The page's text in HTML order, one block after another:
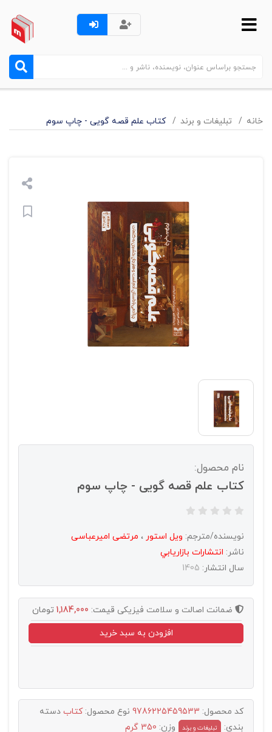
خانه تبليغات و برند کتاب علم قصه گویی - چاپ سوم
نام محصول:
کتاب علم قصه گویی - چاپ سوم
نویسنده/مترجم: ویل استور ، مرتضی امیرعباسی
ناشر: انتشارات بازاريابي
سال انتشار: 1405
ضمانت اصالت و سلامت فیزیکی قیمت: 1,184,000 تومان
افزودن به سبد خرید
کد محصول: 9786225459533 نوع محصول:کتاب دسته
بندی:
تبليغات و برند وزن: 350 گرم